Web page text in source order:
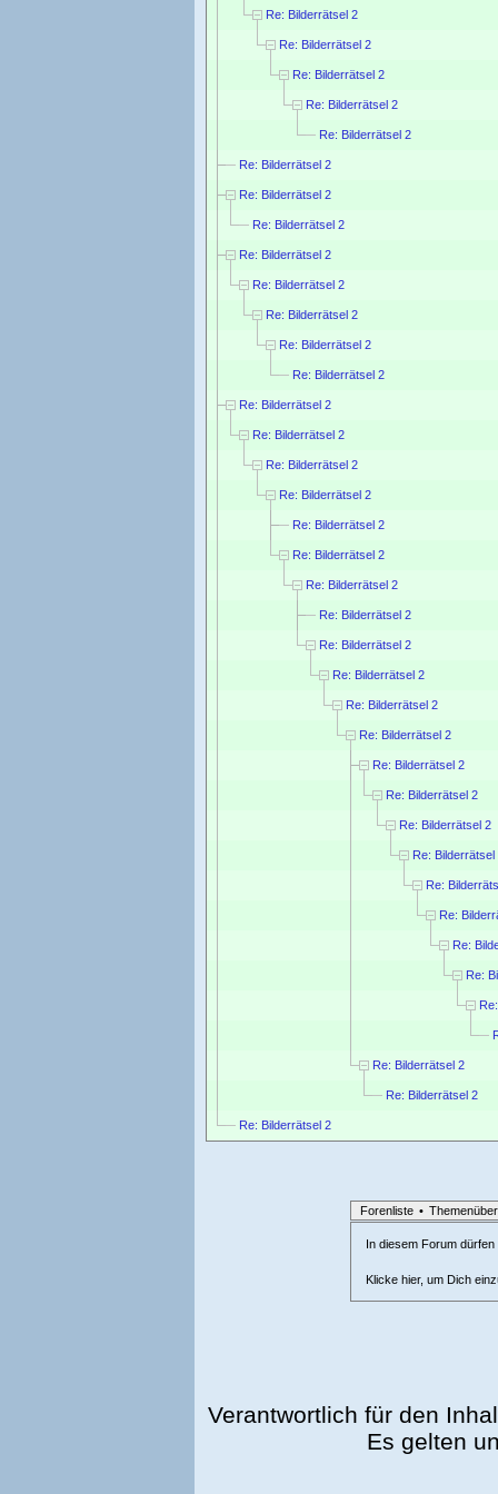
Re: Bilderrätsel 2
Re: Bilderrätsel 2
Re: Bilderrätsel 2
Re: Bilderrätsel 2
Re: Bilderrätsel 2
Re: Bilderrätsel 2
Re: Bilderrätsel 2
Re: Bilderrätsel 2
Re: Bilderrätsel 2
Re: Bilderrätsel 2
Re: Bilderrätsel 2
Re: Bilderrätsel 2
Re: Bilderrätsel 2
Re: Bilderrätsel 2
Re: Bilderrätsel 2
Re: Bilderrätsel 2
Re: Bilderrätsel 2
Re: Bilderrätsel 2
Re: Bilderrätsel 2
Re: Bilderrätsel 2
Re: Bilderrätsel 2
Re: Bilderrätsel 2
Re: Bilderrätsel 2
Re: Bilderrätsel 2
Re: Bilderrätsel 2
Re: Bilderrätsel 2
Re: Bilderrätsel 2
Re: Bilderrätsel 2
Re: Bilderrätsel
Re:
Re:
Re:
Re:
Re: Bilderrätsel 2
Re: Bilderrätsel 2
Re: Bilderrätsel 2
Forenliste •
In diesem Forum
Klicke hier, um Dich
Verantwortlich für den
Es gelten